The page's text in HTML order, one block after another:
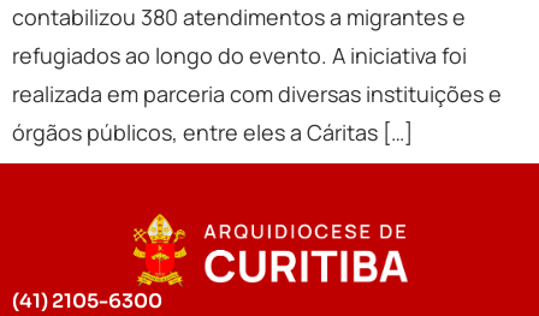
contabilizou 380 atendimentos a migrantes e
refugiados ao longo do evento. A iniciativa foi
realizada em parceria com diversas instituições e
órgãos públicos, entre eles a Cáritas […]
(41) 2105-6300